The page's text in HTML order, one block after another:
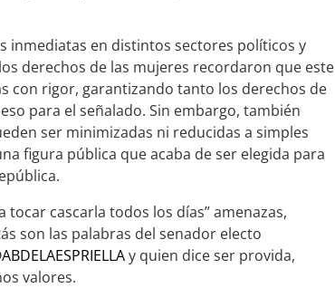
inmediatas en distintos sectores políticos y
derechos de las mujeres recordaron que este
con rigor, garantizando tanto los derechos de
para el señalado. Sin embargo, también
ser minimizadas ni reducidas a simples
figura pública que acaba de ser elegida para
tocar cascarla todos los días” amenazas,
son las palabras del senador electo
y quien dice ser provida,
valores.